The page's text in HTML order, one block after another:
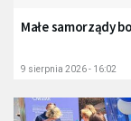
Małe samorządy
9 sierpnia 2026 - 16:02